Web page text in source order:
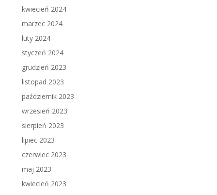
kwiecień 2024
marzec 2024
luty 2024
styczeń 2024
grudzień 2023
listopad 2023
październik 2023
wrzesień 2023
sierpień 2023
lipiec 2023
czerwiec 2023
maj 2023
kwiecień 2023